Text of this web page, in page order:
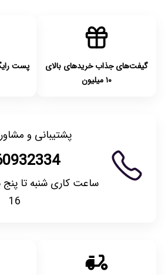
گیفت‌های جذاب خریدهای بالای
۱۰ میلیون
پست
پشتیبانی و
16